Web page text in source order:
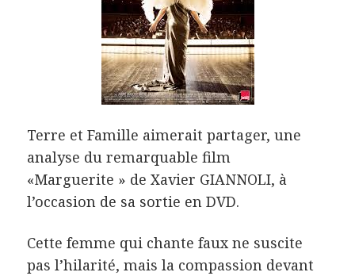
Terre et Famille aimerait partager, une
analyse du remarquable film
«Marguerite » de Xavier GIANNOLI, à
l’occasion de sa sortie en DVD.
Cette femme qui chante faux ne suscite
pas l’hilarité, mais la compassion devant